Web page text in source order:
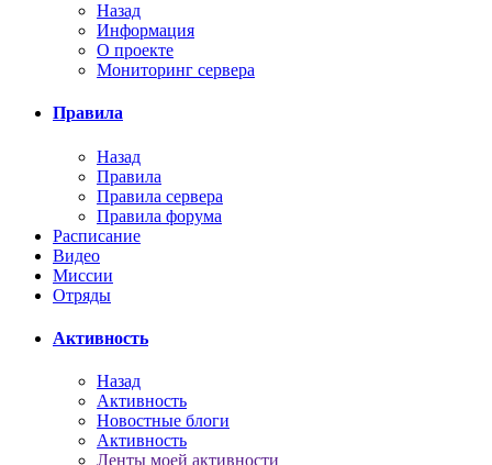
Назад
Информация
О проекте
Мониторинг сервера
Правила
Назад
Правила
Правила сервера
Правила форума
Расписание
Видео
Миссии
Отряды
Активность
Назад
Активность
Новостные блоги
Активность
Ленты моей активности